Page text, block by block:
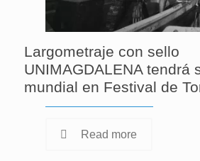
Largometraje con sello
UNIMAGDALENA tendrá
mundial en Festival de
Read more